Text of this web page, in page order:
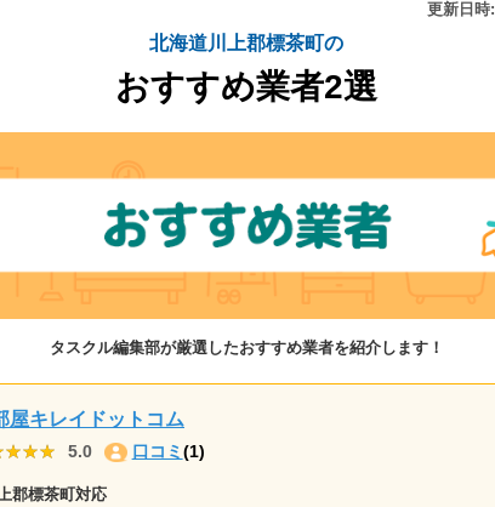
更新日時:
北海道川上郡標茶町の
おすすめ業者2選
タスクル編集部が厳選したおすすめ業者を紹介します！
屋キレイドットコム
5.0 口コミ (1)
郡標茶町対応